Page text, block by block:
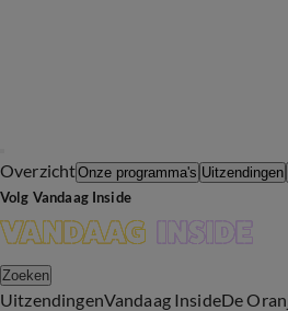
OverzichtOnze programma's Uitzendingen
Volg Vandaag Inside
Zoeken
UitzendingenVandaag InsideDe